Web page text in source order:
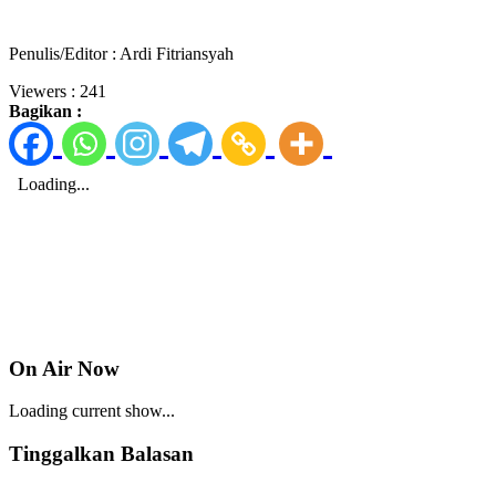
Penulis/Editor : Ardi Fitriansyah
Viewers : 241
Bagikan :
On Air Now
Loading current show...
Tinggalkan Balasan